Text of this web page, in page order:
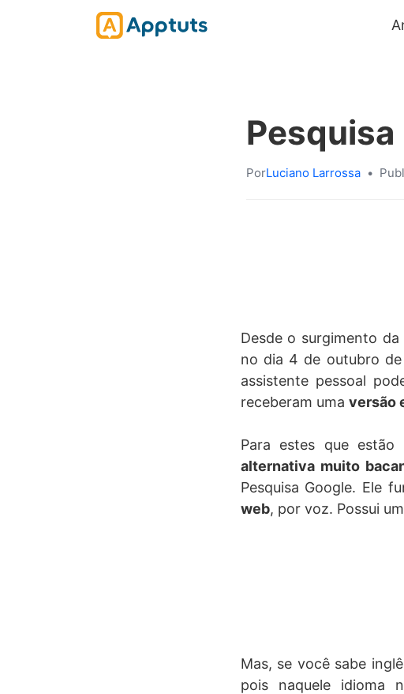
Pesquisa
PorLuciano Larrossa •
Desde o surgimento
no dia 4 de outubro de
assistente pessoal
receberam uma versão
Para estes que estão
alternativa muito
Pesquisa Google. Ele
web, por voz. Possui
Mas, se você sabe
pois naquele idioma